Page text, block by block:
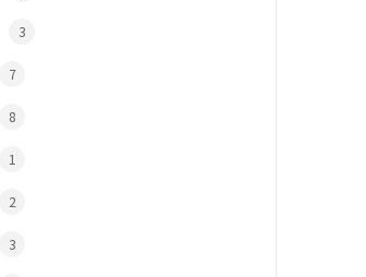
3
7
8
1
2
3